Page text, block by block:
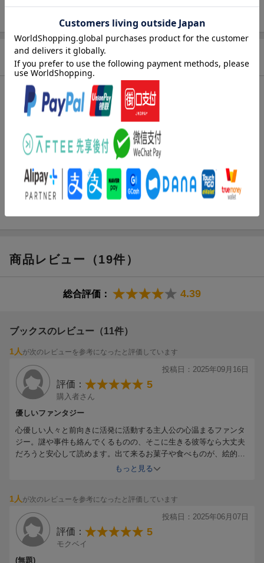
ISBN 9784757597273
商品説明
内容紹介（JPROより）
明るくかわいい小人さんが、あなたの心をわしづかみっ！
森の主（メルダ）からもらったハチミツを使って、誰も食べたこ
とのない美味しいお菓子を作り出す小人さん。「小人さん印（じ
るし）」のお菓子屋さんを開いたら、騎士団どんどん押し寄せ
て、たちまちワイワイ大繁盛！「1人で おつかいできるもん！」
とお城を抜け出した小人さん。街で出会った少年ザック、なにや
ら思い詰めてるみたい…。どんなに大きなお悩みだって…ちんま
商品レビュー（19件）
総合評価： 4.39
ブックスのレビュー（11件）
1人 が次のレビューを参考になったと評価しています
投稿日：2025年09月16日
評価： 5
購入者さん
優しいファンタジー
心優しい人々と前向きに活発に活動する主人公の心温まるファンタ
ジー。謎や事件も絡んでくるものの、そこに生きる彼等なら大丈夫
だろうと安心して読めます。出て来るお菓子や食べものが、絵的に
も周囲の人々の反応的にもとても美味しそうです。
もっと見る
1人 が次のレビューを参考になったと評価しています
投稿日：2025年06月07日
評価： 5
モクベイ
(無題)